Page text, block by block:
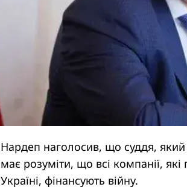
Нардеп наголосив, що суддя, який
має розуміти, що всі компанії,
Україні, фінансують війну.